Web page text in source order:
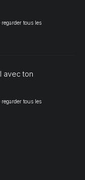
tous les
avec ton
tous les